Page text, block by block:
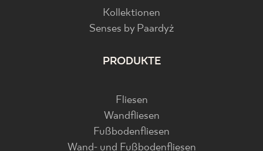
Kollektionen
Senses by Paardyż
PRODUKTE
Fliesen
Wandfliesen
Fußbodenfliesen
Wand- und Fußbodenfliesen